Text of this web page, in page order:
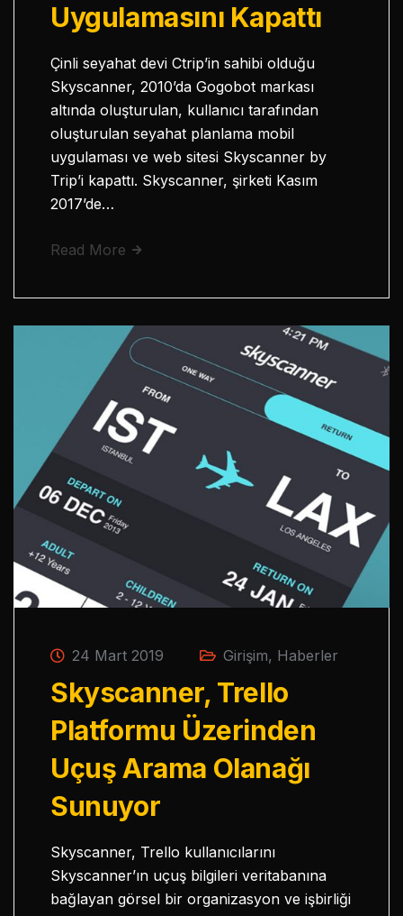
Uygulamasını Kapattı
Çinli seyahat devi Ctrip’in sahibi olduğu
Skyscanner, 2010’da Gogobot markası
altında oluşturulan, kullanıcı tarafından
oluşturulan seyahat planlama mobil
uygulaması ve web sitesi Skyscanner by
Trip’i kapattı. Skyscanner, şirketi Kasım
2017’de…
Read More
24 Mart 2019 Girişim, Haberler
Skyscanner, Trello
Platformu Üzerinden
Uçuş Arama Olanağı
Sunuyor
Skyscanner, Trello kullanıcılarını
Skyscanner’ın uçuş bilgileri veritabanına
bağlayan görsel bir organizasyon ve işbirliği